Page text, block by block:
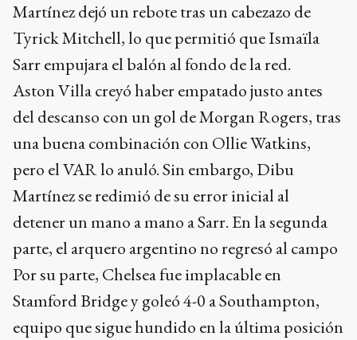
Martínez dejó un rebote tras un cabezazo de
Tyrick Mitchell, lo que permitió que Ismaïla
Sarr empujara el balón al fondo de la red.
Aston Villa creyó haber empatado justo antes
del descanso con un gol de Morgan Rogers, tras
una buena combinación con Ollie Watkins,
pero el VAR lo anuló. Sin embargo, Dibu
Martínez se redimió de su error inicial al
detener un mano a mano a Sarr. En la segunda
parte, el arquero argentino no regresó al campo
Por su parte, Chelsea fue implacable en
Stamford Bridge y goleó 4-0 a Southampton,
equipo que sigue hundido en la última posición